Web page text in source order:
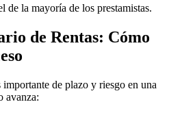
de la mayoría de los prestamistas.
de Rentas: Cómo
de plazo y riesgo en una
avanza: